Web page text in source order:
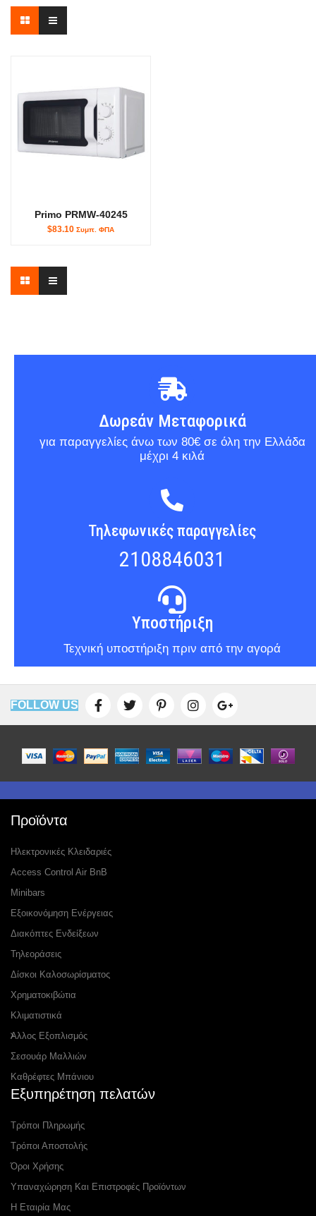
Primo PRMW-40245
$83.10 Συμπ. ΦΠΑ
Δωρεάν Μεταφορικά
για παραγγελίες άνω των 80€ σε όλη την Ελλάδα
μέχρι 4 κιλά
Τηλεφωνικές παραγγελίες
2108846031
Υποστήριξη
Τεχνική υποστήριξη πριν από την αγορά
FOLLOW US
Προϊόντα
Ηλεκτρονικές Κλειδαριές
Access Control Air BnB
Minibars
Εξοικονόμηση Ενέργειας
Διακόπτες Ενδείξεων
Τηλεοράσεις
Δίσκοι Καλοσωρίσματος
Χρηματοκιβώτια
Κλιματιστικά
Αλλος Εξοπλισμός
Σεσουάρ Μαλλιών
Καθρέφτες Μπάνιου
Εξυπηρέτηση πελατών
Τρόποι Πληρωμής
Τρόποι Αποστολής
Όροι Χρήσης
Υπαναχώρηση Και Επιστροφές Προϊόντων
Η Εταιρία Μας